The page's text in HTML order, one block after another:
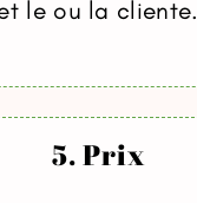
le ou la cliente.
5. Prix